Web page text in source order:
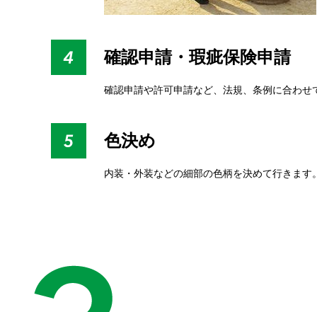
確認申請・瑕疵保険申請
確認申請や許可申請など、法規、条例に合わせ
色決め
内装・外装などの細部の色柄を決めて行きます